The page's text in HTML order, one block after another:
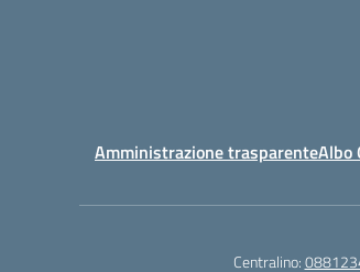
Amministrazione trasparenteAlbo
Centralino: